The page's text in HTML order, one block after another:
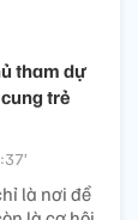
tham dự
trẻ
là nơi để